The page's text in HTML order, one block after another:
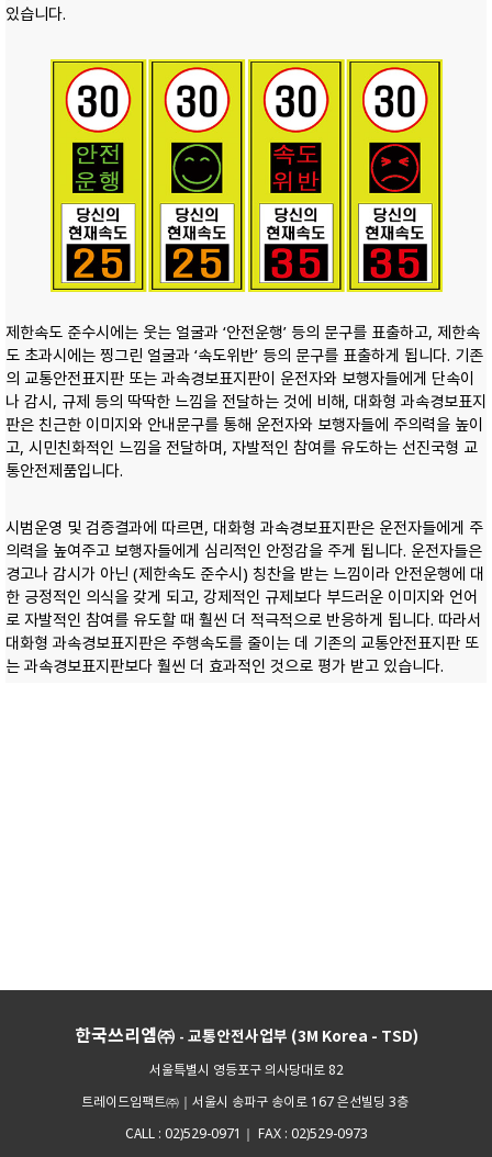
있습니다.
제한속도 준수시에는 웃는 얼굴과 ‘안전운행’ 등의 문구를 표출하고, 제한속
도 초과시에는 찡그린 얼굴과 ‘속도위반’ 등의 문구를 표출하게 됩니다. 기존
의 교통안전표지판 또는 과속경보표지판이 운전자와 보행자들에게 단속이
나 감시, 규제 등의 딱딱한 느낌을 전달하는 것에 비해, 대화형 과속경보표지
판은 친근한 이미지와 안내문구를 통해 운전자와 보행자들에 주의력을 높이
고, 시민친화적인 느낌을 전달하며, 자발적인 참여를 유도하는 선진국형 교
통안전제품입니다.
시범운영 및 검증결과에 따르면, 대화형 과속경보표지판은 운전자들에게 주
의력을 높여주고 보행자들에게 심리적인 안정감을 주게 됩니다. 운전자들은
경고나 감시가 아닌 (제한속도 준수시) 칭찬을 받는 느낌이라 안전운행에 대
한 긍정적인 의식을 갖게 되고, 강제적인 규제보다 부드러운 이미지와 언어
로 자발적인 참여를 유도할 때 훨씬 더 적극적으로 반응하게 됩니다. 따라서
대화형 과속경보표지판은 주행속도를 줄이는 데 기존의 교통안전표지판 또
는 과속경보표지판보다 훨씬 더 효과적인 것으로 평가 받고 있습니다.
한국쓰리엠㈜ - 교통안전사업부 (3M Korea - TSD)
서울특별시 영등포구 의사당대로 82
트레이드임팩트㈜｜ 서울시 송파구 송이로 167 은선빌딩 3층
CALL : 02)529-0971 FAX : 02)529-0973